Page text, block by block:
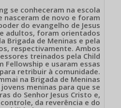
se conheceram na escola
nasceram de novo e foram
do evangelho de Jesus
adultos, foram orientados
Brigada de Meninas e pela
respectivamente. Ambos
treinados pela Child
Fellowship e usaram essas
retribuir à comunidade.
na Brigada de Meninas
meninas para que se
do Senhor Jesus Cristo e,
da reverência e do